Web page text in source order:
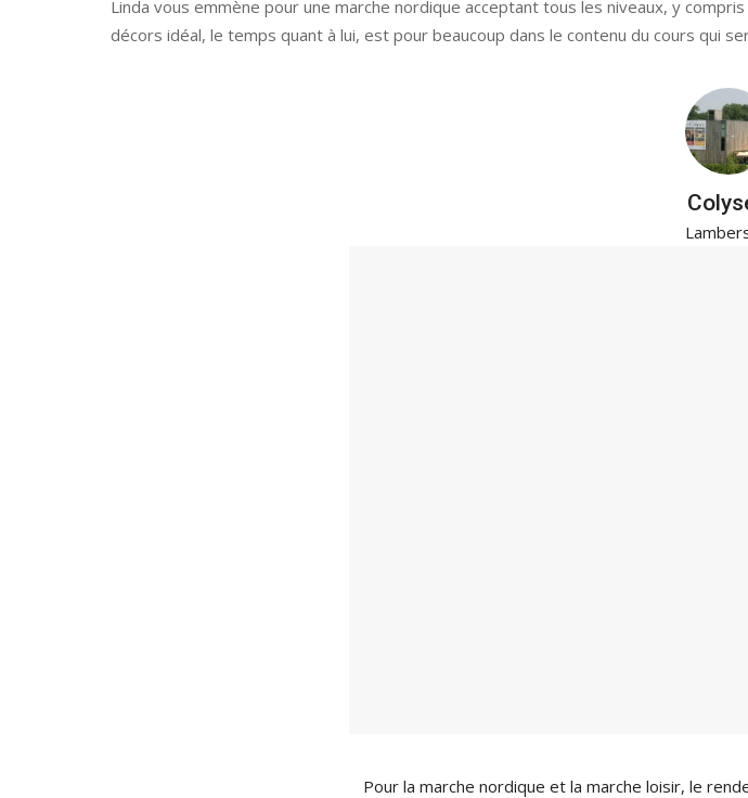
Linda vous emmène pour une marche nordique acceptant tous les niveaux, y
décors idéal, le temps quant à lui, est pour beaucoup dans le contenu du cours qui
Pour la marche nordique et la marche loisir, le